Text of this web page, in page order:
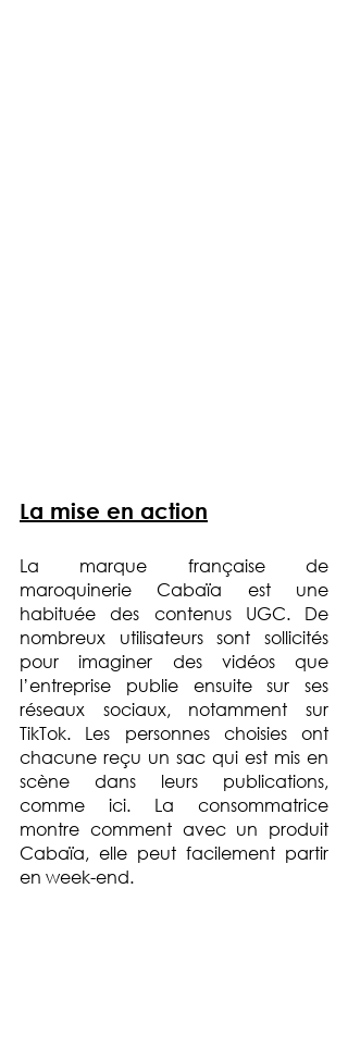
La mise en action
La marque française de
maroquinerie Cabaïa est une
habituée des contenus UGC. De
nombreux utilisateurs sont sollicités
pour imaginer des vidéos que
l’entreprise publie ensuite sur ses
réseaux sociaux, notamment sur
TikTok. Les personnes choisies ont
chacune reçu un sac qui est mis en
scène dans leurs publications,
comme ici. La consommatrice
montre comment avec un produit
Cabaïa, elle peut facilement partir
en week-end.